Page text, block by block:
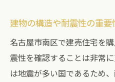
人気エリアの変遷
将来性を見据えた
お得な建売住宅購入に
ニック
建物の構造や耐震性の重要
名古屋市南区で建売住宅を
震性を確認することは非常
は地震が多い国であるため